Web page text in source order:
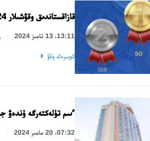
قازاقستاندىق وقۋشىلار 424 مەدال جەڭىپ الدى
13:11، 13 تامىز 2024
كوبىرەك وقۋ
ءىىم تۇلەكتەرگە ۇندەۋ
07:32، 20 مامىر 2024